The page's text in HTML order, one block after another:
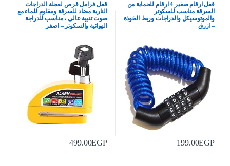
قفل ارقام صغير 4 ارقام للحماية من
السرقة مناسب للسكوتر
والموتوسيكل والدراجات وربط الخوذة
– ازرق
199.00EGP
قفل فرامل قرص لعجلة الدراجات
النارية مضاد للسرقة ومقاوم للماء مع
صوت تنبية عالى ، مناسب للدراجة
الهوائية والسكوتر – اصفر
499.00EGP